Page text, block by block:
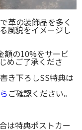
革の装飾品を多く
風貌をイメージし
額の10%をサービ
めご了承くださ
書き下ろしSS特典は
ご確認ください。
は特典ポストカー